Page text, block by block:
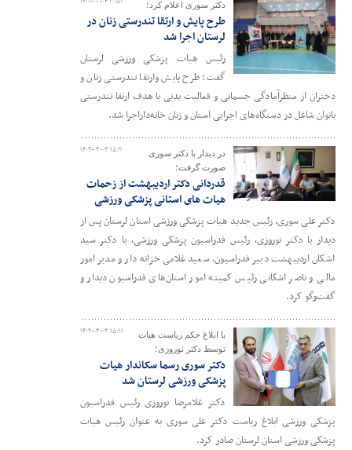
دکتر سوری اعلام کرد؛
طرح پایش و ارتقا تندرستی زنان در
لرستان اجرا شد
رئیس هیات پزشکی ورزشی لرستان
گفت: طرح پایش وارتقا تندرستی زنان و
دختران از منظرآمادگی جسمانی و فعالیت بدنی با هدف ارتقا تندرستی
بانوان شاغل در دستگاه‌های اجرایی استان و زنان خانه‌داراجرا شد.
۱۴۰۲-۰۳-۰۳ ۱۵:۲۰
در دیدار با دکتر سوری
صورت گرفت؛
قدردانی دکتر اردیبهشت از زحمات
هیات های استانی پزشکی ورزشی
دکتر علی سوری، رئیس جدید هیات پزشکی ورزشی استان لرستان پس از
دیدار با دکتر نوروزی، رئیس فدراسیون پزشکی ورزشی، با دکتر سید
اشکان اردیبهشت دبیر فدراسیون، سعید غلامی خزانه دار و مدیر امور
مالی و ناصر اشکانی رئیس کمیته امور استان‌های فدراسیون دیدار و
گفت‌وگو کرد.
۱۴۰۲-۰۳-۰۳ ۱۵:۱۱
با ابلاغ حکم ریاست هیات
توسط دکتر نوروزی؛
دکتر سوری رسما سکاندار هیات
پزشکی ورزشی لرستان شد
دکتر غلامرضا نوروزی رئیس فدراسیون
پزشکی ورزشی ابلاغ ریاست دکتر علی سوری به عنوان رئیس هیات
پزشکی ورزشی استان لرستان صادر کرد.